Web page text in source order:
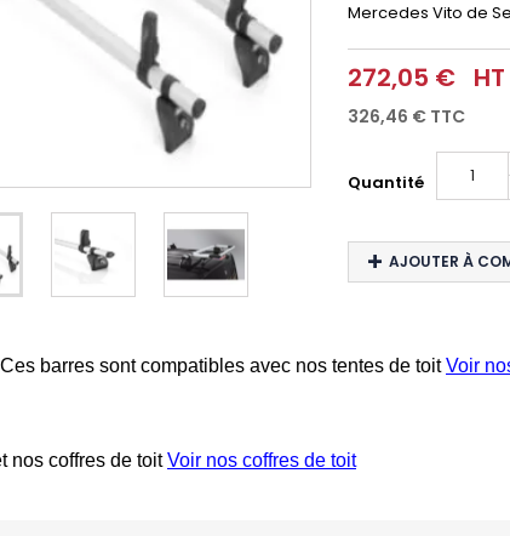
Mercedes Vito de
272,05 € HT
326,46 € TTC
Quantité
AJOUTER À
Ces barres sont compatibles avec nos tentes de toitVoir
nos coffres de toitVoir nos coffres de toit